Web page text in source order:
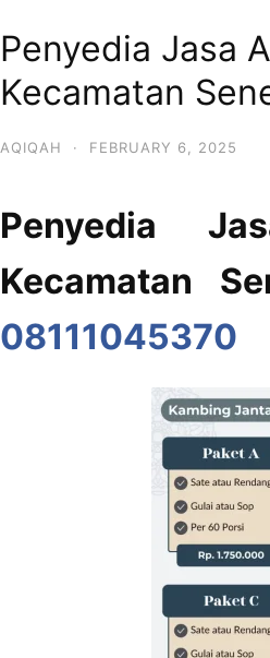
Penyedia Jasa
Kecamatan
AQIQAH · FEBRUARY 6, 2025
Penyedia
Kecamatan
08111045370